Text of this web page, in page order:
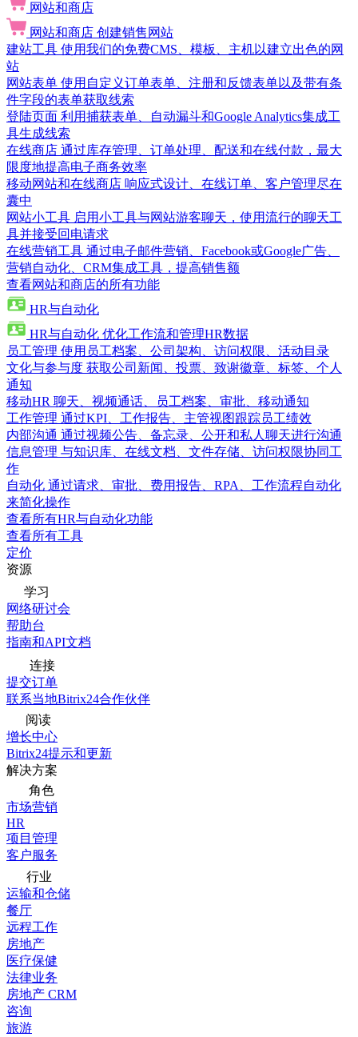
网站和商店
网站和商店 创建销售网站
建站工具 使用我们的免费CMS、模板、主机以建立出色的网
站
网站表单 使用自定义订单表单、注册和反馈表单以及带有条
件字段的表单获取线索
登陆页面 利用捕获表单、自动漏斗和Google Analytics集成工
具生成线索
在线商店 通过库存管理、订单处理、配送和在线付款，最大
限度地提高电子商务效率
移动网站和在线商店 响应式设计、在线订单、客户管理尽在
囊中
网站小工具 启用小工具与网站游客聊天，使用流行的聊天工
具并接受回电请求
在线营销工具 通过电子邮件营销、Facebook或Google广告、
营销自动化、CRM集成工具，提高销售额
查看网站和商店的所有功能
HR与自动化
HR与自动化 优化工作流和管理HR数据
员工管理 使用员工档案、公司架构、访问权限、活动目录
文化与参与度 获取公司新闻、投票、致谢徽章、标签、个人
通知
移动HR 聊天、视频通话、员工档案、审批、移动通知
工作管理 通过KPI、工作报告、主管视图跟踪员工绩效
内部沟通 通过视频公告、备忘录、公开和私人聊天进行沟通
信息管理 与知识库、在线文档、文件存储、访问权限协同工
作
自动化 通过请求、审批、费用报告、RPA、工作流程自动化
来简化操作
查看所有HR与自动化功能
查看所有工具
定价
资源
学习
网络研讨会
帮助台
指南和API文档
连接
提交订单
联系当地Bitrix24合作伙伴
阅读
增长中心
Bitrix24提示和更新
解决方案
角色
市场营销
HR
项目管理
客户服务
行业
运输和仓储
餐厅
远程工作
房地产
医疗保健
法律业务
房地产 CRM
咨询
旅游